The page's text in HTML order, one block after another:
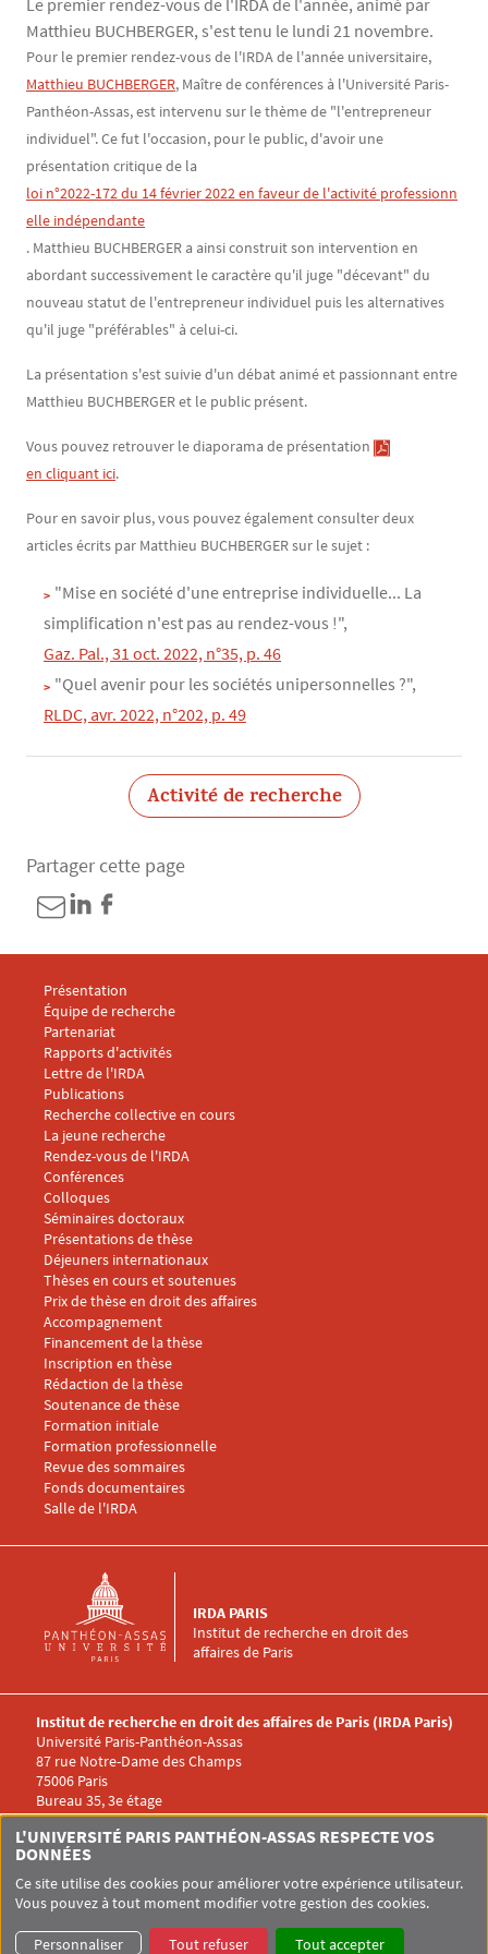
Le premier rendez-vous de l'IRDA de l'année, animé par
Matthieu BUCHBERGER, s'est tenu le lundi 21 novembre.
Contenu
Texte
Pour le premier rendez-vous de l'IRDA de l'année universitaire,
Matthieu BUCHBERGER, Maître de conférences à l'Université Paris-
Panthéon-Assas, est intervenu sur le thème de "l'entrepreneur
individuel". Ce fut l'occasion, pour le public, d'avoir une
présentation critique de la
loi n°2022-172 du 14 février 2022 en faveur de l'activité professionn
elle indépendante
. Matthieu BUCHBERGER a ainsi construit son intervention en
abordant successivement le caractère qu'il juge "décevant" du
nouveau statut de l'entrepreneur individuel puis les alternatives
qu'il juge "préférables" à celui-ci.
La présentation s'est suivie d'un débat animé et passionnant entre
Matthieu BUCHBERGER et le public présent.
Vous pouvez retrouver le diaporama de présentation
en cliquant ici.
Pour en savoir plus, vous pouvez également consulter deux
articles écrits par Matthieu BUCHBERGER sur le sujet :
"Mise en société d'une entreprise individuelle... La
simplification n'est pas au rendez-vous !",
Gaz. Pal., 31 oct. 2022, n°35, p. 46
"Quel avenir pour les sociétés unipersonnelles ?",
RLDC, avr. 2022, n°202, p. 49
Activité de recherche
Partager cette page
Menu footer IRDA 1
Présentation
Équipe de recherche
Partenariat
Rapports d'activités
Lettre de l'IRDA
Menu footer IRDA 2
Publications
Recherche collective en cours
La jeune recherche
Rendez-vous de l'IRDA
Conférences
Menu footer IRDA 3
Colloques
Séminaires doctoraux
Présentations de thèse
Déjeuners internationaux
Thèses en cours et soutenues
Prix de thèse en droit des affaires
Menu footer IRDA 4
Accompagnement
Financement de la thèse
Inscription en thèse
Rédaction de la thèse
Soutenance de thèse
Menu footer IRDA 5
Formation initiale
Formation professionnelle
Revue des sommaires
Fonds documentaires
Salle de l'IRDA
Institut de recherche en droit des
affaires de Paris
IRDA PARIS
Institut de recherche en droit des affaires de Paris (IRDA Paris)
Université Paris-Panthéon-Assas
87 rue Notre-Dame des Champs
75006 Paris
Bureau 35, 3e étage
Menu RS IRDA
UNIVERSITÉ PARIS-PANTHÉON-ASSAS SITEMAP
GLOSSAIRE
L'UNIVERSITÉ PARIS PANTHÉON-ASSAS RESPECTE VOS
DONNÉES
Ce site utilise des cookies pour améliorer votre expérience utilisateur.
Vous pouvez à tout moment modifier votre gestion des cookies.
Personnaliser Tout refuser Tout accepter